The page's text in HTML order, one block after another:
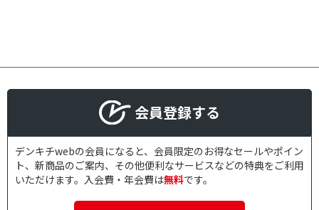
会員登録する
デンキチwebの会員になると、会員限定のお得なセールやポイン
ト、新商品のご案内、その他便利なサービスなどの特典をご利用
いただけます。入会費・年会費は無料です。